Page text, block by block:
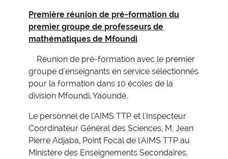
Première réunion de pré-formation du
premier groupe de professeurs de
mathématiques de Mfoundi
Réunion de pré-formation avec le premier
groupe d'enseignants en service sélectionnés
pour la formation dans 10 écoles de la
division Mfoundi, Yaoundé.
Le personnel de l'AIMS TTP et l'Inspecteur
Coordinateur Général des Sciences, M. Jean
Pierre Adjaba, Point Focal de l'AIMS TTP au
Ministère des Enseignements Secondaires,